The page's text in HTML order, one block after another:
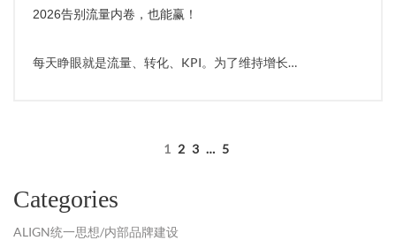
2026告别流量内卷，也能赢！
每天睁眼就是流量、转化、KPI。为了维持增长…
1 2 3 … 5
Categories
ALIGN统一思想/内部品牌建设